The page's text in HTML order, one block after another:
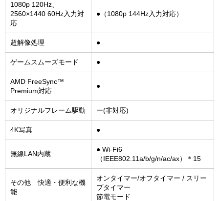
1080p 120Hz、
2560×1440 60Hz入力対
応
●（1080p 144Hz入力対応）
超解像処理 ●
ゲームスムーズモード ●
AMD FreeSync™
Premium対応
●
オリジナルフレーム駆動 ー(非対応)
4K写真 ●
無線LAN内蔵
● Wi-Fi6
（IEEE802.11a/b/g/n/ac/ax）＊15
その他 快適・便利な機
能
オンタイマー/オフタイマー / スリー
プタイマー
節電モード